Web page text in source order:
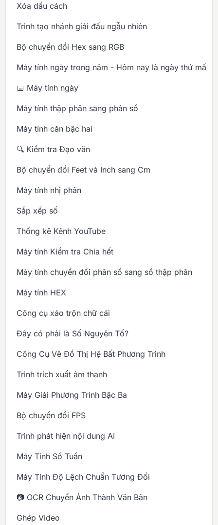
Xóa dấu cách
Trình tạo nhánh giải đấu ngẫu nhiên
Bộ chuyển đổi Hex sang RGB
Máy tính ngày trong năm - Hôm nay là ngày thứ mấy
📅 Máy tính ngày
Máy tính thập phân sang phân số
Máy tính căn bậc hai
🔍 Kiểm tra Đạo văn
Bộ chuyển đổi Feet và Inch sang Cm
Máy tính nhị phân
Sắp xếp số
Thống kê Kênh YouTube
Máy tính Kiểm tra Chia hết
Máy tính chuyển đổi phân số sang số thập phân
Máy tính HEX
Công cụ xáo trộn chữ cái
Đây có phải là Số Nguyên Tố?
Công Cụ Vẽ Đồ Thị Hệ Bất Phương Trình
Trình trích xuất âm thanh
Máy Giải Phương Trình Bậc Ba
Bộ chuyển đổi FPS
Trình phát hiện nội dung AI
Máy Tính Số Tuần
Máy Tính Độ Lệch Chuẩn Tương Đối
📷 OCR Chuyển Ảnh Thành Văn Bản
Ghép Video